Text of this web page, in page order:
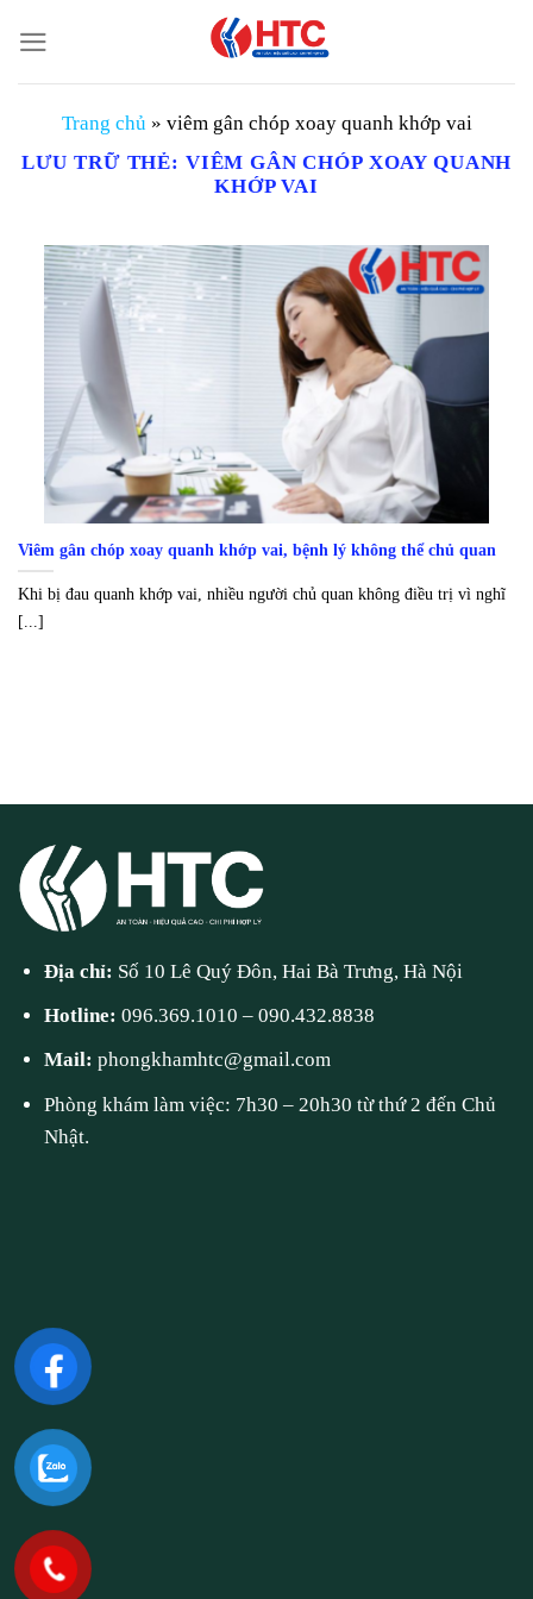
đến
nội
Trang chủ » viêm gân chóp xoay quanh khớp vai
LƯU TRỮ THẺ: VIÊM GÂN CHÓP XOAY QUANH
KHỚP VAI
Viêm gân chóp xoay quanh khớp vai, bệnh lý không thể chủ quan
Khi bị đau quanh khớp vai, nhiều người chủ quan không điều trị vì nghĩ
[...]
Địa chỉ: Số 10 Lê Quý Đôn, Hai Bà Trưng, Hà Nội
Hotline:096.369.1010 –090.432.8838
Mail:phongkhamhtc@gmail.com
Phòng khám làm việc: 7h30 – 20h30 từ thứ 2 đến Chủ
Nhật.